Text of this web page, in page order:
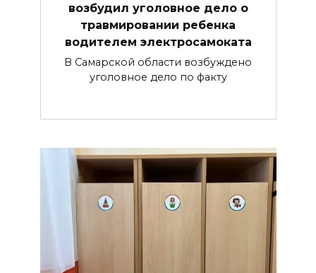
возбудил уголовное дело о
травмировании ребенка
водителем электросамоката
В Самарской области возбуждено
уголовное дело по факту